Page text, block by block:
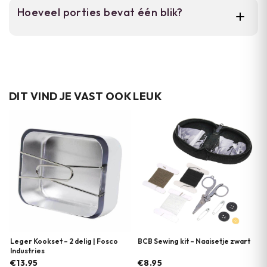
met lokale Duitse ingrediënten.
Hoeveel porties bevat één blik?
DIT VIND JE VAST OOK LEUK
Leger Kookset – 2 delig | Fosco
Industries
€13.95
BCB Sewing kit – Naaisetje zwart
€8.95